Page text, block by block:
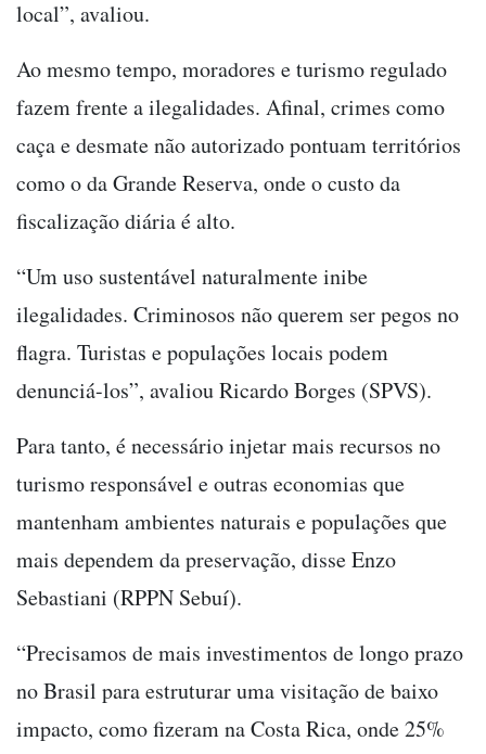
local”, avaliou.
Ao mesmo tempo, moradores e turismo regulado
fazem frente a ilegalidades. Afinal, crimes como
caça e desmate não autorizado pontuam territórios
como o da Grande Reserva, onde o custo da
fiscalização diária é alto.
“Um uso sustentável naturalmente inibe
ilegalidades. Criminosos não querem ser pegos no
flagra. Turistas e populações locais podem
denunciá-los”, avaliou Ricardo Borges (SPVS).
Para tanto, é necessário injetar mais recursos no
turismo responsável e outras economias que
mantenham ambientes naturais e populações que
mais dependem da preservação, disse Enzo
Sebastiani (RPPN Sebuí).
“Precisamos de mais investimentos de longo prazo
no Brasil para estruturar uma visitação de baixo
impacto, como fizeram na Costa Rica, onde 25%